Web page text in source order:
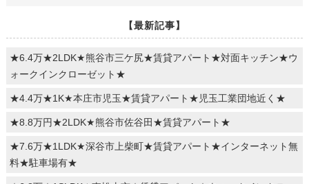
【最新記事】
★6.4万★2LDK★熊谷市三ケ尻★賃貸アパート★対面キッチン★ウ
ォークインクローゼット★
★4.4万★1K★本庄市児玉★賃貸アパート★児玉工業団地近く★
★8.8万円★2LDK★熊谷市佐谷田★賃貸アパート★
★7.6万★1LDK★深谷市上柴町★賃貸アパート★インターネット無
料★駐車場有★